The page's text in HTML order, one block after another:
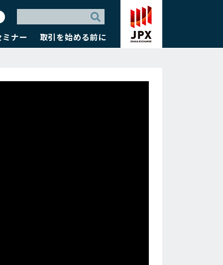
ナー 取引を始める前に